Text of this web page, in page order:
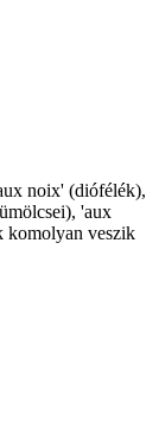
noix' (diófélék),
'aux
komolyan veszik